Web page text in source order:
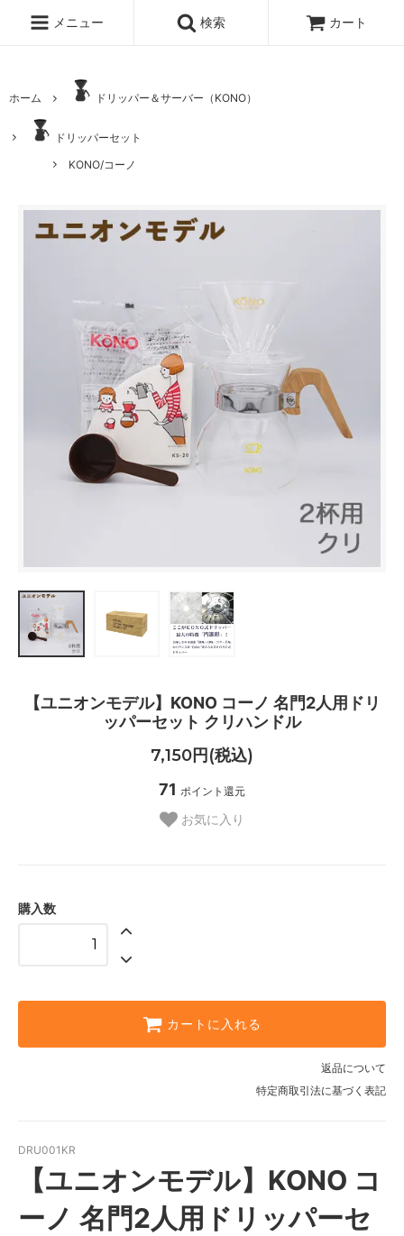
メニュー 検索 カート
ホーム ドリッパー＆サーバー（KONO）
ドリッパーセット
KONO/コーノ
【ユニオンモデル】KONO コーノ 名門2人用ドリ
ッパーセット クリハンドル
7,150円(税込)
71 ポイント還元
お気に入り
購入数
カートに入れる
返品について
特定商取引法に基づく表記
DRU001KR
【ユニオンモデル】KONO コ
ーノ 名門2人用ドリッパーセ